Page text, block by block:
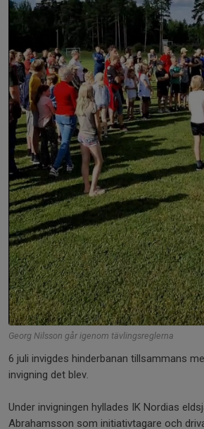
Georg Nilsson går igenom tävlingsreglerna
6 juli invigdes hinderbanan tillsammans
invigning det blev.
Under invigningen hyllades IK Nordias
Abrahamsson som initiativtagare och